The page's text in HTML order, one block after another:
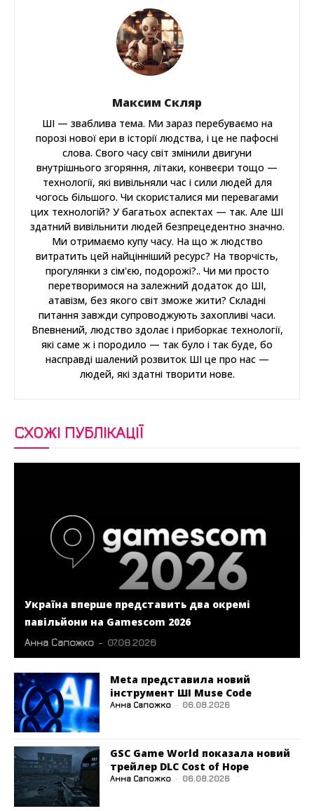
Максим Скляр
ШІ — зваблива тема. Ми зараз перебуваємо на
порозі нової ери в історії людства, і це не пафосні
слова. Свого часу світ змінили двигуни
внутрішнього згоряння, літаки, конвеєри тощо —
технології, які вивільняли час і сили людей для
чогось більшого. Чи скористалися ми перевагами
цих технологій? У багатьох аспектах — так. Але ШІ
здатний вивільнити людей безпрецедентно значно.
Ми отримаємо купу часу. На що ж людство
витратить цей найцінніший ресурс? На творчість,
прогулянки з сім'єю, подорожі?.. Чи ми просто
перетворимося на залежний додаток до ШІ,
атавізм, без якого світ зможе жити? Складні
питання завжди супроводжують захопливі часи.
Впевнений, людство здолає і приборкає технології,
які саме ж і породило — так було і так буде, бо
насправді шалений розвиток ШІ це про нас —
людей, які здатні творити нове.
СХОЖІ ПУБЛІКАЦІЇ
Україна вперше представить два окремі
павільйони на Gamescom 2026
Анна Сапожко - 07.08.2026
Meta представила новий
інструмент ШІ Muse Code
Анна Сапожко - 06.08.2026
GSC Game World показала новий
трейлер DLC Cost of Hope
Анна Сапожко - 06.08.2026